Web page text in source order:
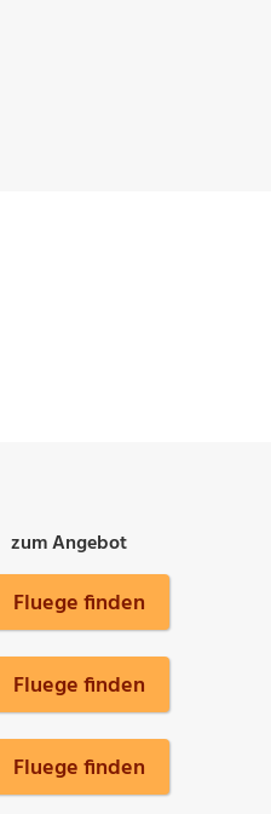
zum Angebot
Fluege finden
Fluege finden
Fluege finden